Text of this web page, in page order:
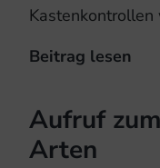
Beitrag lesen
Aufruf
Arten